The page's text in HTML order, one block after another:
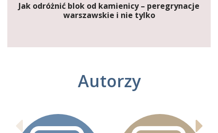
Jak odróżnić blok od kamienicy – peregrynacje
warszawskie i nie tylko
Autorzy